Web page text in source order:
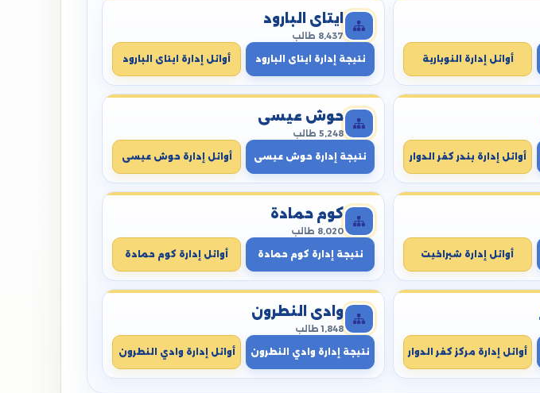
أوائل إدارة النوبارية
ايتاى البارود
8,437 طالب
نتيجة إدارة ايتاى البارود أوائل إدارة ايتاى البارود
أوائل إدارة بندر كفر الدوار
حوش عيسى
5,248 طالب
نتيجة إدارة حوش عيسى أوائل إدارة حوش عيسى
أوائل إدارة شبراخيت
كوم حمادة
8,020 طالب
نتيجة إدارة كوم حمادة أوائل إدارة كوم حمادة
أوائل إدارة مركز كفر الدوار
وادي النطرون
1,848 طالب
نتيجة إدارة وادي النطرون أوائل إدارة وادي النطرون